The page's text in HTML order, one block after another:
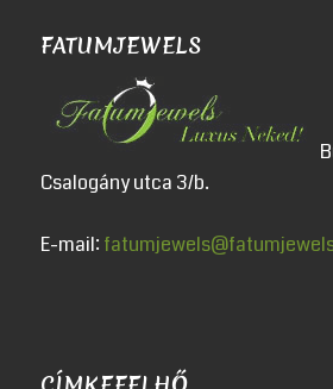
FATUMJEWELS
Csalogány utca 3/b.
E-mail: